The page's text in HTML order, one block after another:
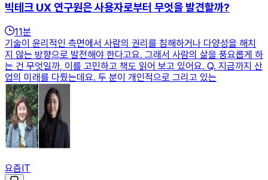
빅테크 UX 연구원은 사용자로부터 무엇을 발견할까?
11분
기술이 윤리적인 측면에서 사람의 권리를 침해하거나 다양성을 해치
지 않는 방향으로 발전해야 한다고요. 그래서 사람의 삶을 풍요롭게 하
는 건 무엇일까, 이를 고민하고 책도 읽어 보고 있어요. Q. 지금까지 산
업의 미래를 다뤘는데요. 두 분이 개인적으로 그리고 있는
요즘IT